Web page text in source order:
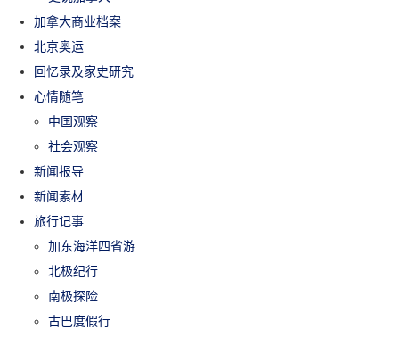
加拿大商业档案
北京奥运
回忆录及家史研究
心情随笔
中国观察
社会观察
新闻报导
新闻素材
旅行记事
加东海洋四省游
北极纪行
南极探险
古巴度假行